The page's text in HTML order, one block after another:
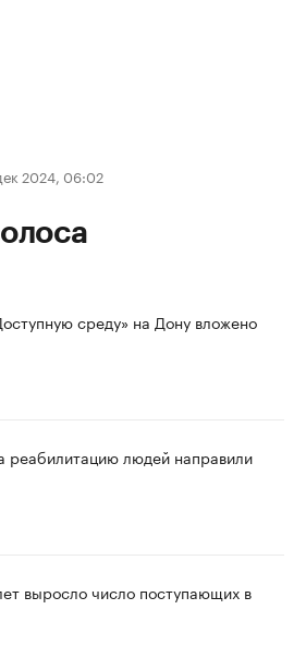
2024, 06:02
среду» на Дону вложено
реабилитацию людей направили
выросло число поступающих в